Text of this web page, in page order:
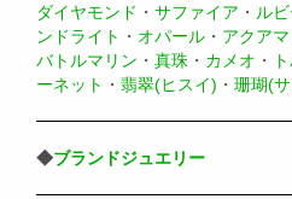
ダイヤモンド ・ サファイア ・ ル
ンドライト ・ オパール ・ アクア
バトルマリン ・ 真珠 ・ カメオ ・
ーネット ・ 翡翠(ヒスイ) ・ 珊瑚(
◆ブランドジュエリー